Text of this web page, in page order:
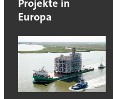
Projekte in
Europa